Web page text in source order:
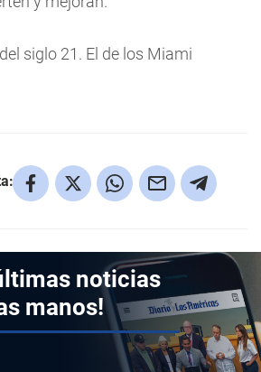
siglo 21. El de los Miami
noticias
manos!